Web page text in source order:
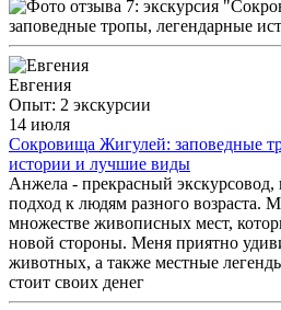
Евгения
Опыт: 2 экскурсии
14 июля
Сокровища Жигулей: заповедные
истории и лучшие виды
Анжела - прекрасный
подход к людям разного возраста.
множестве живописных мест,
новой стороны. Меня приятно
животных, а также местные
стоит своих денег